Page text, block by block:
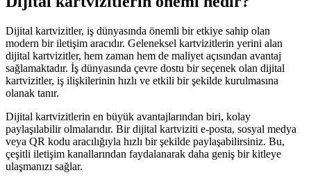
Dijital kartvizitler, iş dünyasında önemli bir etkiye sahip olan
modern bir iletişim aracıdır. Geleneksel kartvizitlerin yerini alan
dijital kartvizitler, hem zaman hem de maliyet açısından avantaj
sağlamaktadır. İş dünyasında çevre dostu bir seçenek olan dijital
kartvizitler, iş ilişkilerinin hızlı ve etkili bir şekilde kurulmasına
olanak tanır.
Dijital kartvizitlerin en büyük avantajlarından biri, kolay
paylaşılabilir olmalarıdır. Bir dijital kartviziti e-posta, sosyal medya
veya QR kodu aracılığıyla hızlı bir şekilde paylaşabilirsiniz. Bu,
çeşitli iletişim kanallarından faydalanarak daha geniş bir kitleye
ulaşmanızı sağlar.